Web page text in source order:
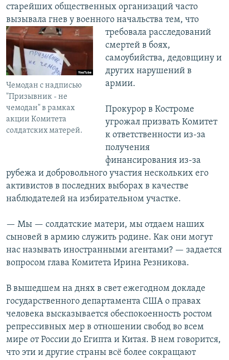
старейших общественных организаций часто
вызывала гнев у военного начальства тем,
Чемодан с надписью
"Призывник - не
чемодан" в рамках
акции Комитета
солдатских матерей.
что
требовала расследований
смертей в боях,
самоубийства, дедовщину и
других нарушений в
армии.
Прокурор в Костроме
угрожал призвать Комитет
к ответственности из-за
получения
финансирования из-за
рубежа и добровольного участия нескольких его
активистов в последних выборах в качестве
наблюдателей на избирательном участке.
— Мы — солдатские матери, мы отдаем наших
сыновей в армию служить родине. Как они могут
нас называть иностранными агентами? — задается
вопросом глава Комитета Ирина Резникова.
В вышедшем на днях в свет ежегодном докладе
государственного департамента США о правах
человека высказывается обеспокоенность ростом
репрессивных мер в отношении свобод во всем
мире от России до Египта и Китая. В нем говорится,
что эти и другие страны всё более сокращают